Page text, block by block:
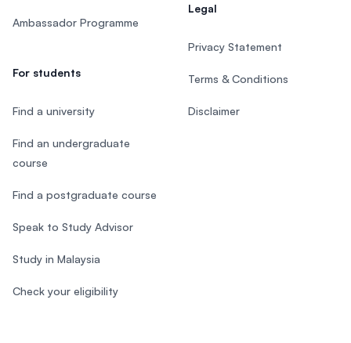
Ambassador Programme
For students
Find a university
Find an undergraduate
course
Find a postgraduate course
Speak to Study Advisor
Study in Malaysia
Check your eligibility
Legal
Privacy Statement
Terms & Conditions
Disclaimer